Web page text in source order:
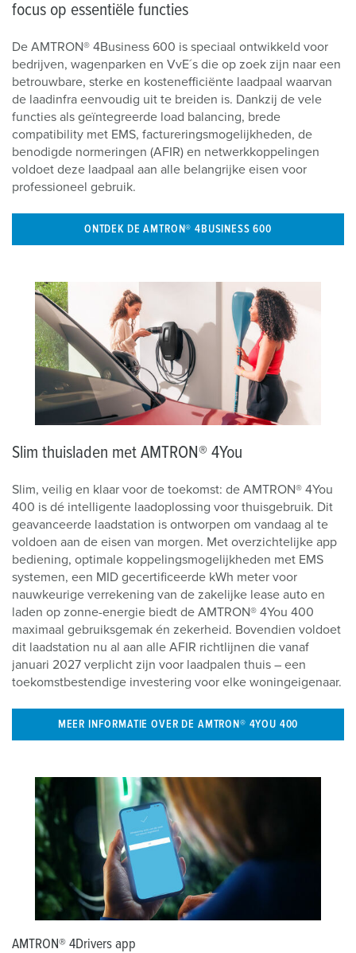
focus op essentiële functies
De AMTRON® 4Business 600 is speciaal ontwikkeld voor
bedrijven, wagenparken en VvE´s die op zoek zijn naar een
betrouwbare, sterke en kostenefficiënte laadpaal waarvan
de laadinfra eenvoudig uit te breiden is. Dankzij de vele
functies als geïntegreerde load balancing, brede
compatibility met EMS, factureringsmogelijkheden, de
benodigde normeringen (AFIR) en netwerkkoppelingen
voldoet deze laadpaal aan alle belangrijke eisen voor
professioneel gebruik.
ONTDEK DE AMTRON® 4BUSINESS 600
Slim thuisladen met AMTRON® 4You
Slim, veilig en klaar voor de toekomst: de AMTRON® 4You
400 is dé intelligente laadoplossing voor thuisgebruik. Dit
geavanceerde laadstation is ontworpen om vandaag al te
voldoen aan de eisen van morgen. Met overzichtelijke app
bediening, optimale koppelingsmogelijkheden met EMS
systemen, een MID gecertificeerde kWh meter voor
nauwkeurige verrekening van de zakelijke lease auto en
laden op zonne-energie biedt de AMTRON® 4You 400
maximaal gebruiksgemak én zekerheid. Bovendien voldoet
dit laadstation nu al aan alle AFIR richtlijnen die vanaf
januari 2027 verplicht zijn voor laadpalen thuis – een
toekomstbestendige investering voor elke woningeigenaar.
MEER INFORMATIE OVER DE AMTRON® 4YOU 400
AMTRON® 4Drivers app